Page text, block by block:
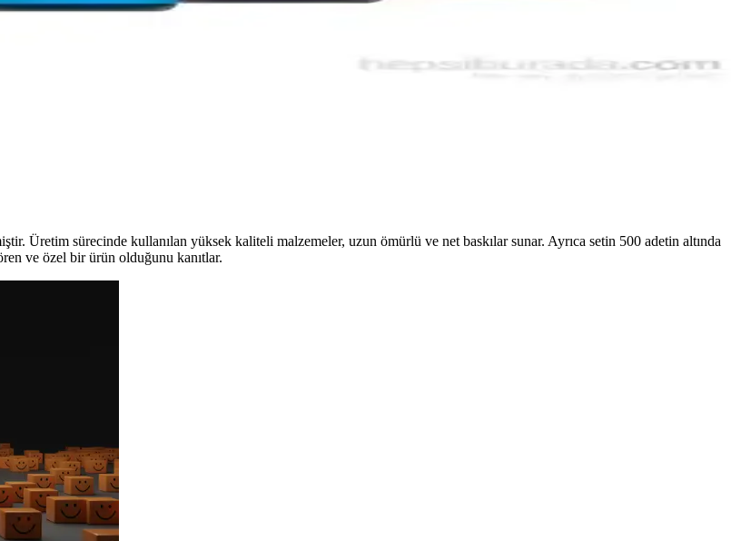
baskı kalitesi, hızlı performans ve kolay kullanım sunarak günlük işlerinizi kolaylaştırır.
Üretim sürecinde kullanılan yüksek kaliteli malzemeler, uzun ömürlü ve net baskılar sunar. Ayrıca setin 500 adetin altında
ve özel bir ürün olduğunu kanıtlar.